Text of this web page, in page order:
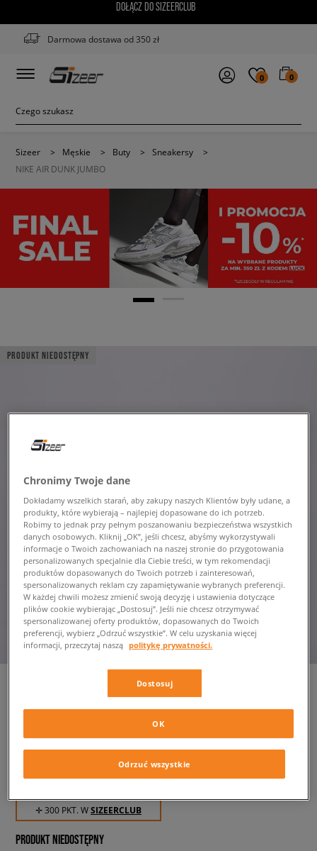
DOŁĄCZ DO SIZEERCLUB
Darmowa dostawa od 350 zł
0 0
Sizeer > Męskie > Buty > Sneakersy
>
NIKE AIR DUNK JUMBO
PRODUKT NIEDOSTĘPNY
299,99 zł z VAT
✛ 300 PKT. WSIZEERCLUB
PRODUKT NIEDOSTĘPNY
Chronimy Twoje dane
Dokładamy wszelkich starań, aby zakupy naszych Klientów były udane, a
produkty, które wybierają – najlepiej dopasowane do ich potrzeb.
Robimy to jednak przy pełnym poszanowaniu bezpieczeństwa wszystkich
danych osobowych. Kliknij „OK”, jeśli chcesz, abyśmy wykorzystywali
informacje o Twoich zachowaniach na naszej stronie do przygotowania
personalizowanych specjalnie dla Ciebie treści, w tym rekomendacji
produktów dopasowanych do Twoich potrzeb i zainteresowań,
spersonalizowanych reklam czy zapamiętywanie wybranych preferencji.
W każdej chwili możesz zmienić swoją decyzję i ustawienia dotyczące
plików cookie wybierając „Dostosuj”. Jeśli nie chcesz otrzymywać
spersonalizowanej oferty produktów, dopasowanych do Twoich
preferencji, wybierz „Odrzuć wszystkie”. W celu uzyskania więcej
informacji, przeczytaj naszą politykę prywatności.
Dostosuj
Odrzuć wszystkie
OK